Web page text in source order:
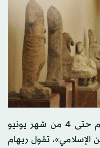
وعن معرض «عز دائم»، المُقام حتى 4 من شهر يونيو
الإسلامي»، تقول ريهام